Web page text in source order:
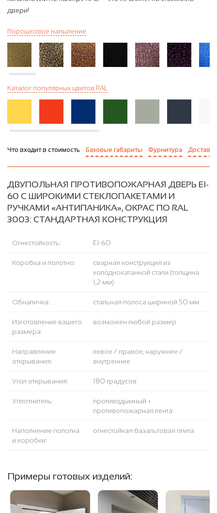
двери!
Порошковое напыление
Каталог популярных цветов RAL
Что входит в стоимость Базовые габариты Фурнитура Доставка
ДВУПОЛЬНАЯ ПРОТИВОПОЖАРНАЯ ДВЕРЬ EI-
60 С ШИРОКИМИ СТЕКЛОПАКЕТАМИ И
РУЧКАМИ «АНТИПАНИКА», ОКРАС ПО RAL
3003: СТАНДАРТНАЯ КОНСТРУКЦИЯ
Огнестойкость: EI-60
Коробка и полотно:
сварная конструкция из
холоднокатанной стали (толщина
1,2 мм)
Обналичка: стальная полоса шириной 50 мм
Изготовление вашего
размера:
возможен любой размер
Направление
открывания:
левое / правое, наружнее /
внутреннее
Угол открывания: 180 градусов
Уплотнитель:
противодымный +
противопожарная лента
Наполнение полотна
и коробки:
огнестойкая базальтовая плита
Примеры готовых изделий: